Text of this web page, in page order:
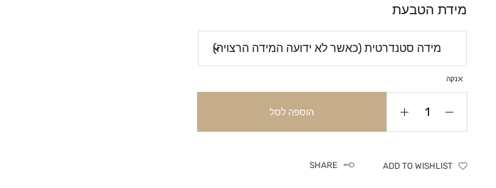
מידת הטבעת
נקה
הוספה לסל
ADD TO WISHLIST
SHARE